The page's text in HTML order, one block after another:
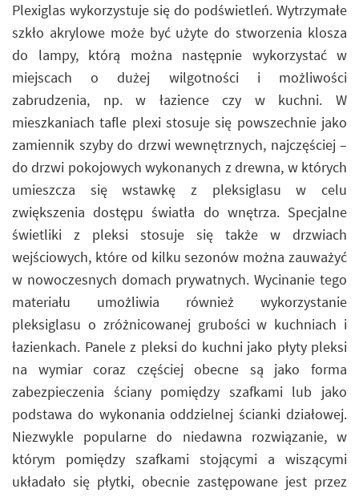
Plexiglas wykorzystuje się do podświetleń. Wytrzymałe
szkło akrylowe może być użyte do stworzenia klosza
do lampy, którą można następnie wykorzystać w
miejscach o dużej wilgotności i możliwości
zabrudzenia, np. w łazience czy w kuchni. W
mieszkaniach tafle plexi stosuje się powszechnie jako
zamiennik szyby do drzwi wewnętrznych, najczęściej –
do drzwi pokojowych wykonanych z drewna, w których
umieszcza się wstawkę z pleksiglasu w celu
zwiększenia dostępu światła do wnętrza. Specjalne
świetliki z pleksi stosuje się także w drzwiach
wejściowych, które od kilku sezonów można zauważyć
w nowoczesnych domach prywatnych. Wycinanie tego
materiału umożliwia również wykorzystanie
pleksiglasu o zróżnicowanej grubości w kuchniach i
łazienkach. Panele z pleksi do kuchni jako płyty pleksi
na wymiar coraz częściej obecne są jako forma
zabezpieczenia ściany pomiędzy szafkami lub jako
podstawa do wykonania oddzielnej ścianki działowej.
Niezwykle popularne do niedawna rozwiązanie, w
którym pomiędzy szafkami stojącymi a wiszącymi
układało się płytki, obecnie zastępowane jest przez